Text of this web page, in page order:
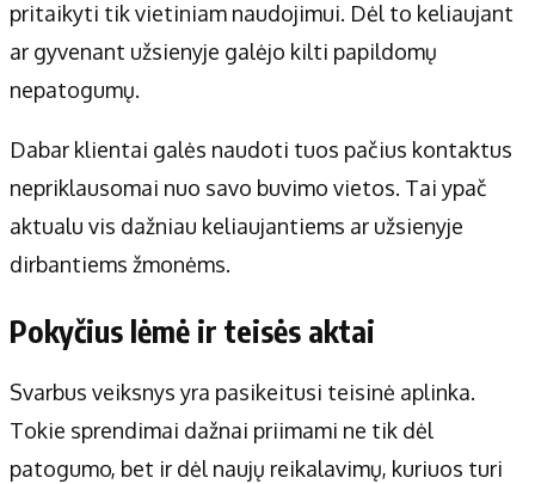
pritaikyti tik vietiniam naudojimui. Dėl to keliaujant
ar gyvenant užsienyje galėjo kilti papildomų
nepatogumų.
Dabar klientai galės naudoti tuos pačius kontaktus
nepriklausomai nuo savo buvimo vietos. Tai ypač
aktualu vis dažniau keliaujantiems ar užsienyje
dirbantiems žmonėms.
Pokyčius lėmė ir teisės aktai
Svarbus veiksnys yra pasikeitusi teisinė aplinka.
Tokie sprendimai dažnai priimami ne tik dėl
patogumo, bet ir dėl naujų reikalavimų, kuriuos turi